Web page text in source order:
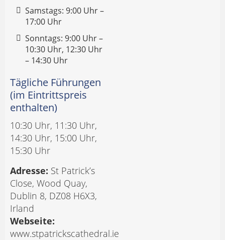
Samstags: 9:00 Uhr –
17:00 Uhr
Sonntags: 9:00 Uhr –
10:30 Uhr, 12:30 Uhr
– 14:30 Uhr
Tägliche Führungen
(im Eintrittspreis
enthalten)
10:30 Uhr, 11:30 Uhr,
14:30 Uhr, 15:00 Uhr,
15:30 Uhr
Adresse: St Patrick’s
Close, Wood Quay,
Dublin 8, DZ08 H6X3,
Irland
Webseite:
www.stpatrickscathedral.ie